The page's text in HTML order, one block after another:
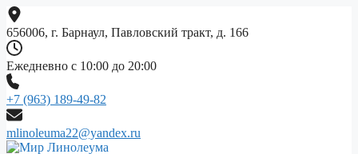
Перейти
к
содержимому
656006, г. Барнаул, Павловский тракт, д. 166
Ежедневно с 10:00 до 20:00
+7 (963) 189-49-82
mlinoleuma22@yandex.ru